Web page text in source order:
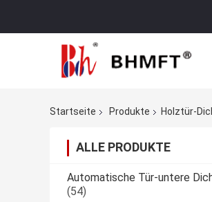
Startseite
Produkte Holztür-
ALLE PRODUKTE
Automatische Tür-untere
(54)